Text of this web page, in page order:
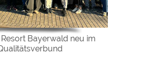
Bayerwald neu im